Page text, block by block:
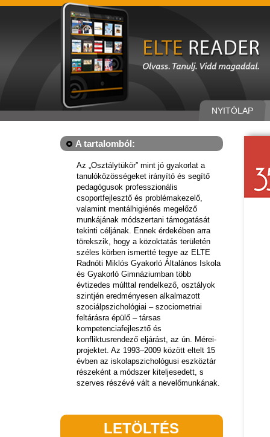
NYITÓLAP
A tartalomból:
Az „Osztálytükör” mint jó gyakorlat a
tanulóközösségeket irányító és segítő
pedagógusok professzionális
csoportfejlesztő és problémakezelő,
valamint mentálhigiénés megelőző
munkájának módszertani támogatását
tekinti céljának. Ennek érdekében arra
törekszik, hogy a közoktatás területén
széles körben ismertté tegye az ELTE
Radnóti Miklós Gyakorló Általános Iskola
és Gyakorló Gimnáziumban több
évtizedes múlttal rendelkező, osztályok
szintjén eredményesen alkalmazott
szociálpszichológiai – szociometriai
feltárásra épülő – társas
kompetenciafejlesztő és
konfliktusrendező eljárást, az ún. Mérei-
projektet. Az 1993–2009 között eltelt 15
évben az iskolapszichológusi eszköztár
részeként a módszer kiteljesedett, s
szerves részévé vált a nevelőmunkának.
LETÖLTÉS